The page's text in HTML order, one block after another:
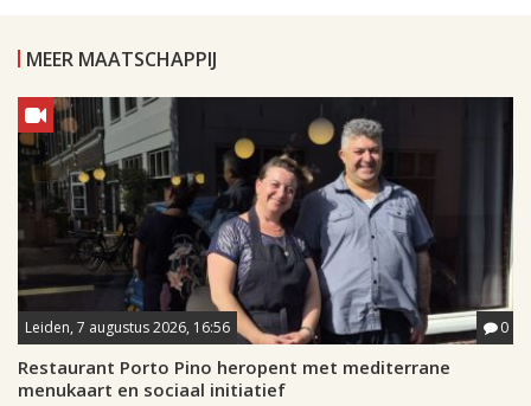
MEER MAATSCHAPPIJ
Leiden, 7 augustus 2026, 16:56 0
Restaurant Porto Pino heropent met mediterrane
menukaart en sociaal initiatief